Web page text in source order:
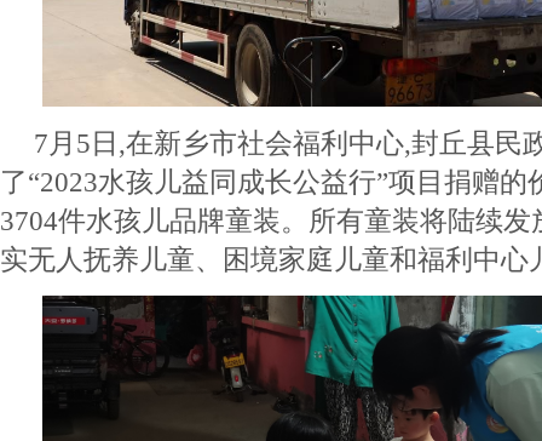
7月5日,在新乡市社会福利中心,封丘县民
了“2023水孩儿益同成长公益行”项目捐赠的
3704件水孩儿品牌童装。所有童装将陆续
实无人抚养儿童、困境家庭儿童和福利中心